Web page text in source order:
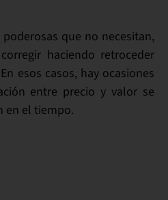
poderosas que no necesitan,
corregir haciendo retroceder
esos casos, hay ocasiones
entre precio y valor se
en el tiempo.